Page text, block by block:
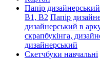
Папір дизайнерський
В1, В2 Папір
дизайнерський в
скрапбукінга,
дизайнерський
Скетчбуки навчальні